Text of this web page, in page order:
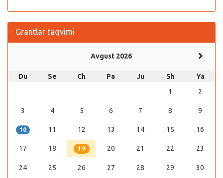
Grantlar taqvimi
Avgust 2026
Du Se Ch Pa Ju Sh
Ya
1
2
3 4 5 6 7 8 9
10 11 12 13 14 15 16
17 18 19 20 21 22 23
24 25 26 27 28 29 30